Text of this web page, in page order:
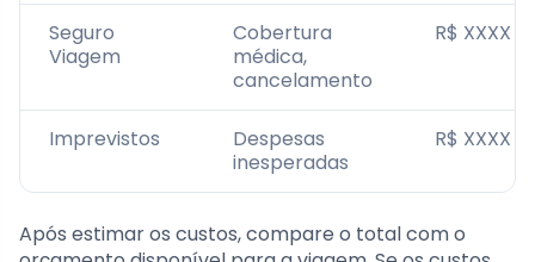
Seguro
Viagem
Cobertura
médica,
cancelamento
R$ XXXX
Imprevistos
Despesas
inesperadas
R$ XXXX
Após estimar os custos, compare o total com o